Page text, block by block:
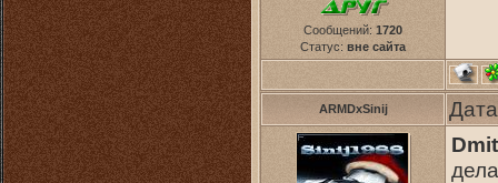
Сообщений: 1720
Статус: вне сайта
ARMDxSinij